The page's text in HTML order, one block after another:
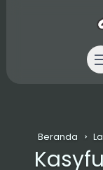
Beranda